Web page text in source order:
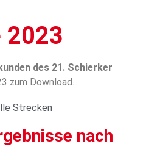
2023
des 21. Schierker
zum Download.
Strecken
nach